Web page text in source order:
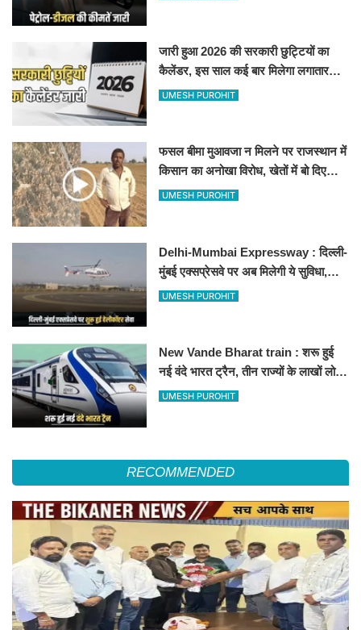
जारी हुआ 2026 की सरकारी छुट्टियों का
कैलेंडर, इस साल कई बार मिलेगा लगातार
अवकाश, देखें
UMESH PUROHIT
फसल बीमा मुआवजा न मिलने पर राजस्थान में
किसान का अनोखा विरोध, खेतों में बो दिए
500-500 रुपए के नोट, वीडियो वायरल
UMESH PUROHIT
Delhi-Mumbai Expressway : दिल्ली-
मुंबई एक्सप्रेसवे पर अब मिलेगी ये सुविधा,
हेलीकॉप्टर सर्विस से तुरंत घायल पहुंचेगा
UMESH PUROHIT
New Vande Bharat train : शरू हुई
नई वंदे भारत ट्रैन, तीन राज्यों के लाखों लोगों
का सफर होगा आसान, देखें पूरा रूटमैप
UMESH PUROHIT
RECOMMENDED